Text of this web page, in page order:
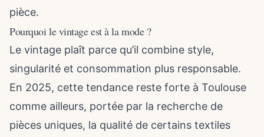
pièce.
Pourquoi le vintage est à la mode ?
Le vintage plaît parce qu’il combine style,
singularité et consommation plus responsable.
En 2025, cette tendance reste forte à Toulouse
comme ailleurs, portée par la recherche de
pièces uniques, la qualité de certains textiles